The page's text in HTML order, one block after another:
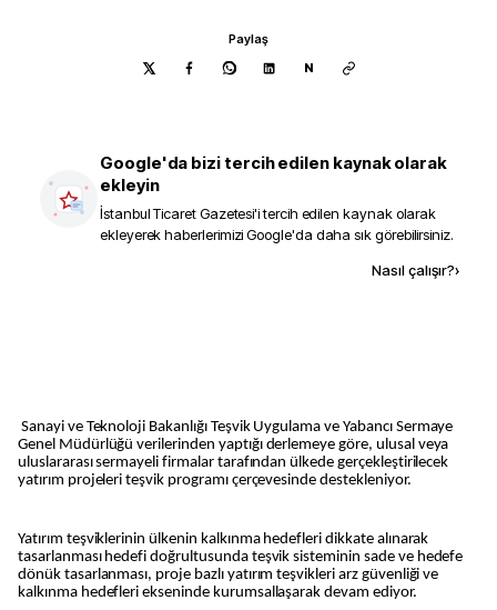
Paylaş
N
Google'da bizi tercih edilen kaynak olarak
ekleyin
İstanbul Ticaret Gazetesi'i tercih edilen kaynak olarak
ekleyerek haberlerimizi Google'da daha sık görebilirsiniz.
Nasıl çalışır?›
Sanayi ve Teknoloji Bakanlığı Teşvik Uygulama ve Yabancı Sermaye
Genel Müdürlüğü verilerinden yaptığı derlemeye göre, ulusal veya
uluslararası sermayeli firmalar tarafından ülkede gerçekleştirilecek
yatırım projeleri teşvik programı çerçevesinde destekleniyor.
Yatırım teşviklerinin ülkenin kalkınma hedefleri dikkate alınarak
tasarlanması hedefi doğrultusunda teşvik sisteminin sade ve hedefe
dönük tasarlanması, proje bazlı yatırım teşvikleri arz güvenliği ve
kalkınma hedefleri ekseninde kurumsallaşarak devam ediyor.